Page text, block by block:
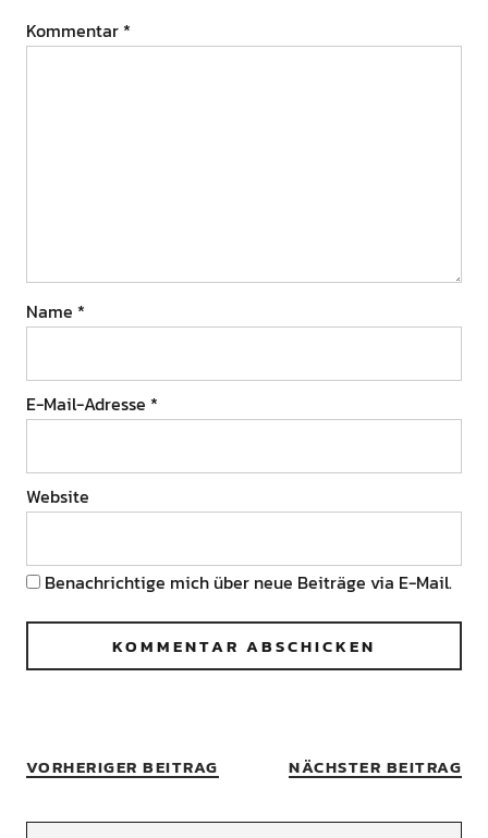
Kommentar *
Name *
E-Mail-Adresse *
Website
Benachrichtige mich über neue Beiträge via E-Mail.
VORHERIGER BEITRAG NÄCHSTER BEITRAG